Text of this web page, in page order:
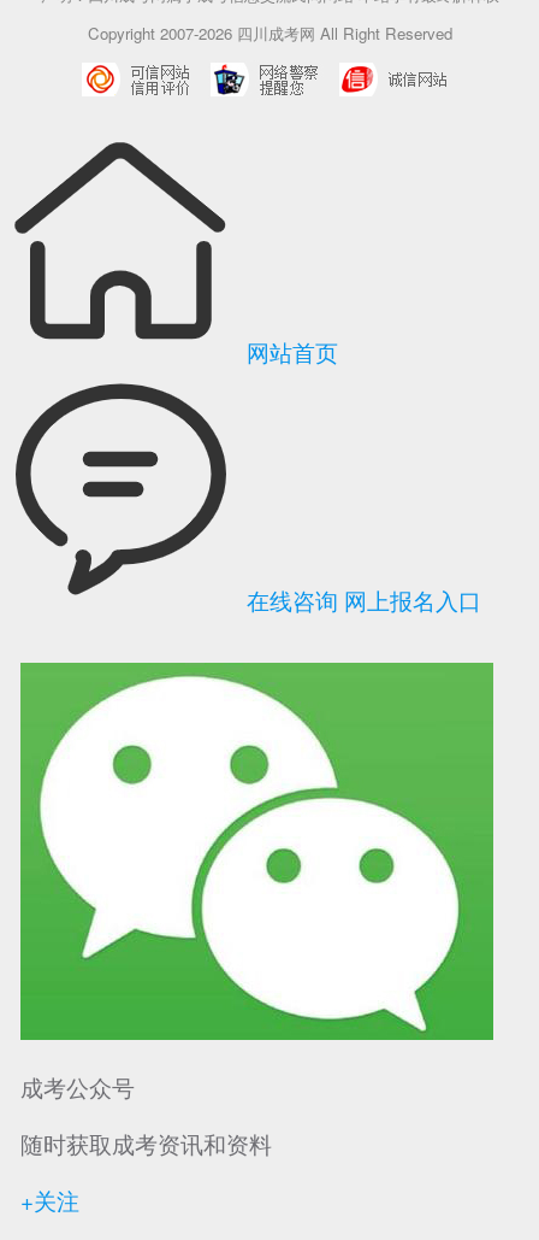
Copyright 2007-2026 四川成考网 All Right Reserved
可信网站信用评 网络警察提醒你 诚信网站
网站首页
在线咨询 网上报名入口
成考公众号
随时获取成考资讯和资料
+关注